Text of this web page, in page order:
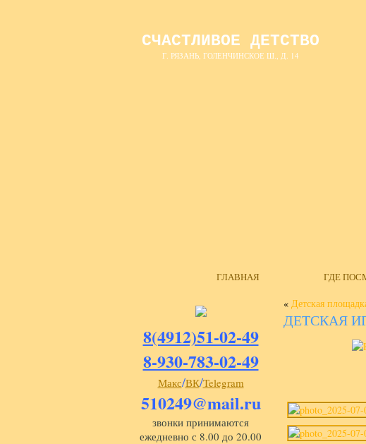
СЧАСТЛИВОЕ ДЕТСТВО
Г. РЯЗАНЬ, ГОЛЕНЧИНСКОЕ Ш., Д. 14
ГЛАВНАЯ ГДЕ
8(4912)51-02-49
8-930-783-02-49
Макс/ВК/Telegram
510249@mail.ru
звонки принимаются
ежедневно с 8.00 до 20.00
« Детская
ДЕТСКАЯ